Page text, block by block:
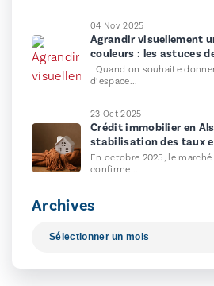
04 Nov 2025
Agrandir visuellement
couleurs : les astuces
Quand on souhaite
d’espace...
23 Oct 2025
Crédit immobilier en
stabilisation des taux
En octobre 2025, le
confirme...
Archives